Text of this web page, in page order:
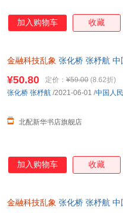
加入购物车 收藏
金融科技乱象 张化桥 张杼航
¥50.80 定价： ¥59.00 (8.62折)
北配新华书店旗舰店
张化桥 张杼航 /2021-06-01 /中国人
加入购物车 收藏
金融科技乱象 张化桥 张杼航